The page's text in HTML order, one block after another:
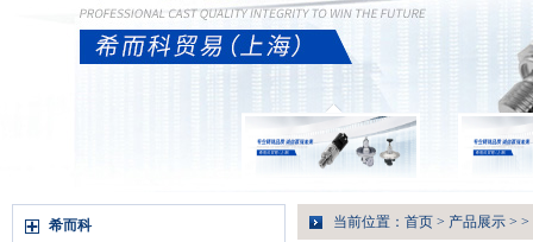
希而科 当前位置： 首页 > 产品展示 > >